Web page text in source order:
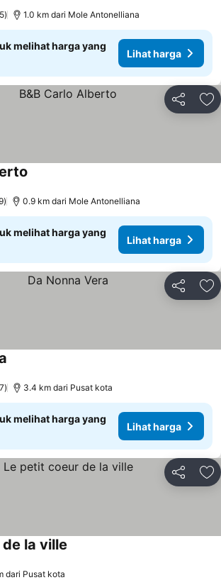
1.0 km dari Mole Antonelliana
melihat harga yang
Lihat harga
Bagikan
0.9 km dari Mole Antonelliana
melihat harga yang
Lihat harga
Bagikan
3.4 km dari Pusat kota
melihat harga yang
Lihat harga
Bagikan
la ville
dari Pusat kota